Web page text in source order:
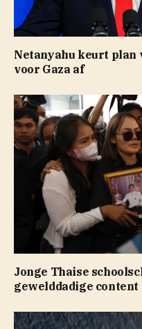
Netanyahu keurt plan
voor Gaza af
Jonge Thaise
gewelddadige content